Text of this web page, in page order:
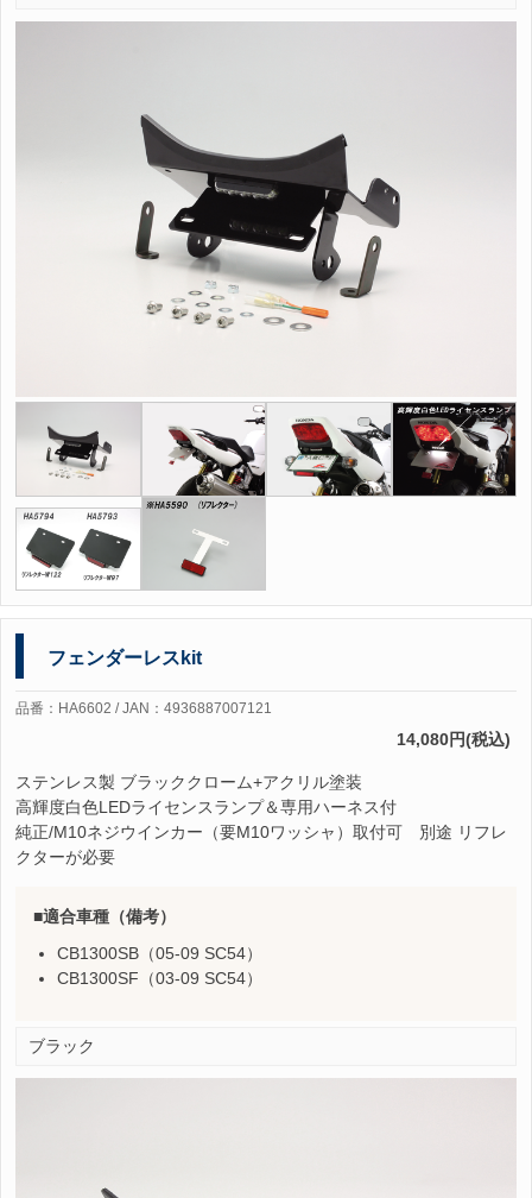
フェンダーレスkit
品番：HA6602 / JAN：4936887007121
14,080円(税込)
ステンレス製 ブラッククローム+アクリル塗装
高輝度白色LEDライセンスランプ＆専用ハーネス付
純正/M10ネジウインカー（要M10ワッシャ）取付可 別途 リフレ
クターが必要
適合車種（備考）
CB1300SB（05-09 SC54）
CB1300SF（03-09 SC54）
ブラック